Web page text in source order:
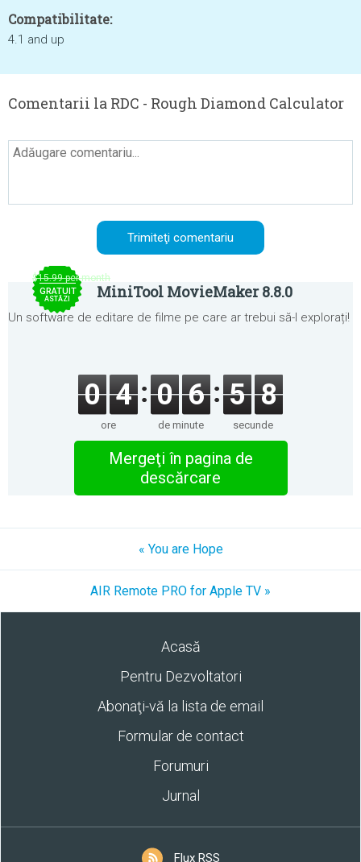
Compatibilitate:
4.1 and up
Comentarii la RDC - Rough Diamond Calculator
$15.99 per month
GRATUIT
ASTĂZI MiniTool MovieMaker 8.8.0
Un software de editare de filme pe care ar trebui să-l explorați!
0 4
ore
0 6
de minute
5 8
secunde
Mergeţi în pagina de
descărcare
« You are Hope
AIR Remote PRO for Apple TV »
Acasă
Pentru Dezvoltatori
Abonaţi-vă la lista de email
Formular de contact
Forumuri
Jurnal
Flux RSS